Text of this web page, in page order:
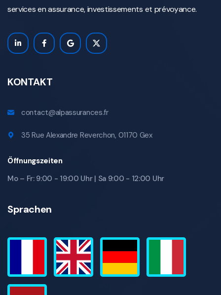
services en assurance, investissements et prévoyance.
KONTAKT
contact@alpassurances.fr
35 Rue Alexandre Reverchon, 01170 Gex
Öffnungszeiten
Mo – Fr: 9:00 - 19:00 Uhr | Sa 9:00 - 12:00 Uhr
Sprachen